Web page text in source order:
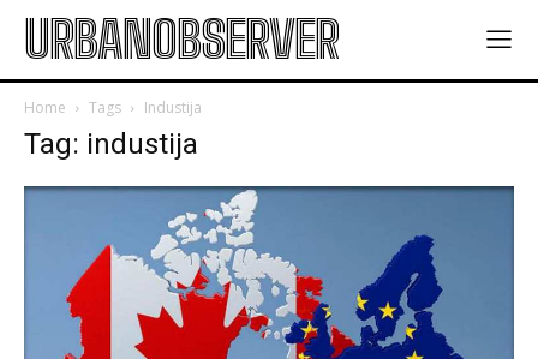
URBANOBSERVER
Home Tags Industija
Tag: industija